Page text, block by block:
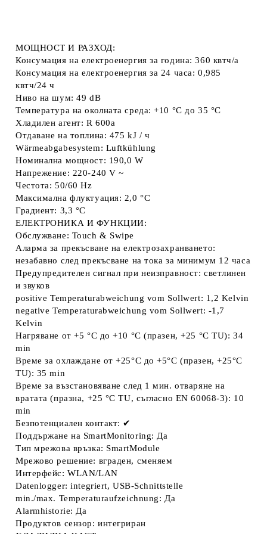
МОЩНОСТ И РАЗХОД:
Консумация на електроенергия за година: 360 квтч/a
Консумация на електроенергия за 24 часа: 0,985
квтч/24 ч
Ниво на шум: 49 dB
Температура на околната среда: +10 °C до 35 °C
Хладилен агент: R 600a
Отдаване на топлина: 475 kJ / ч
Wärmeabgabesystem: Luftkühlung
Номинална мощност: 190,0 W
Напрежение: 220-240 V ~
Честота: 50/60 Hz
Максимална флуктуация: 2,0 °C
Градиент: 3,3 °C
ЕЛЕКТРОНИКА И ФУНКЦИИ:
Обслужване: Touch & Swipe
Аларма за прекъсване на електрозахранването:
незабавно след прекъсване на тока за минимум 12 часа
Предупредителен сигнал при неизправност: светлинен
и звуков
positive Temperaturabweichung vom Sollwert: 1,2 Kelvin
negative Temperaturabweichung vom Sollwert: -1,7
Kelvin
Нагряване от +5 °C до +10 °C (празен, +25 °C TU): 34
min
Време за охлаждане от +25°C до +5°C (празен, +25°C
TU): 35 min
Време за възстановяване след 1 мин. отваряне на
вратата (празна, +25 °C TU, съгласно EN 60068-3): 10
min
Безпотенциален контакт: ✔
Поддържане на SmartMonitoring: Да
Тип мрежова връзка: SmartModule
Мрежово решение: вграден, сменяем
Интерфейс: WLAN/LAN
Datenlogger: integriert, USB-Schnittstelle
min./max. Temperaturaufzeichnung: Да
Alarmhistorie: Да
Продуктов сензор: интегриран